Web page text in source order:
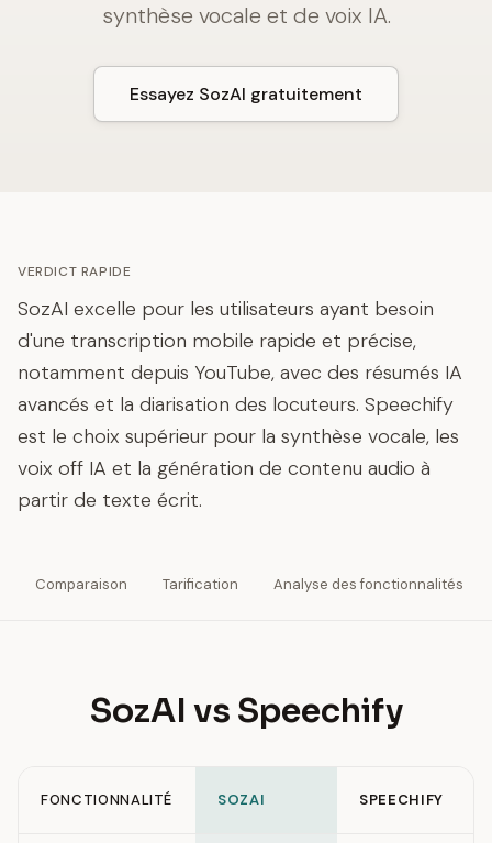
synthèse vocale et de voix IA.
Essayez SozAI gratuitement
VERDICT RAPIDE
SozAI excelle pour les utilisateurs ayant besoin
d'une transcription mobile rapide et précise,
notamment depuis YouTube, avec des résumés IA
avancés et la diarisation des locuteurs. Speechify
est le choix supérieur pour la synthèse vocale, les
voix off IA et la génération de contenu audio à
partir de texte écrit.
Comparaison Tarification Analyse des fonctionnalités
SozAI vs Speechify
FONCTIONNALITÉ SOZAI SPEECHIFY